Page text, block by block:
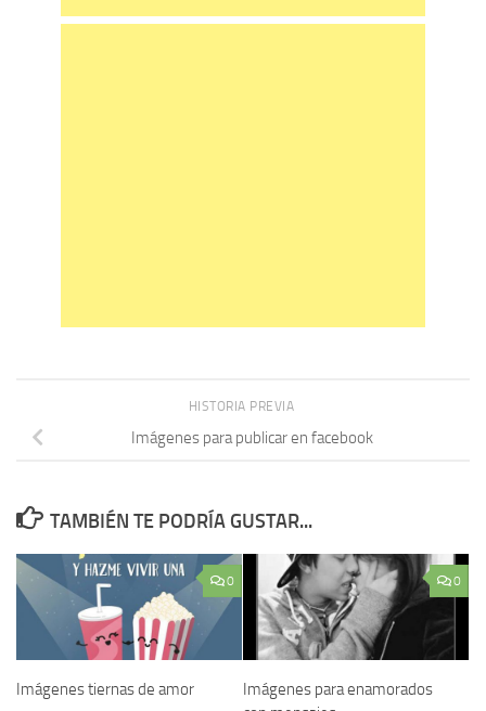
HISTORIA PREVIA
Imágenes para publicar en facebook
TAMBIÉN TE PODRÍA GUSTAR...
0
Imágenes tiernas de amor
0
Imágenes para enamorados